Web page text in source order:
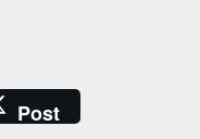
Post